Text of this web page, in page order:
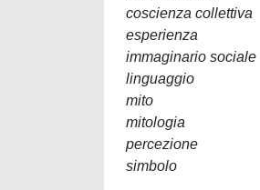
coscienza collettiva
esperienza
immaginario sociale
linguaggio
mito
mitologia
percezione
simbolo